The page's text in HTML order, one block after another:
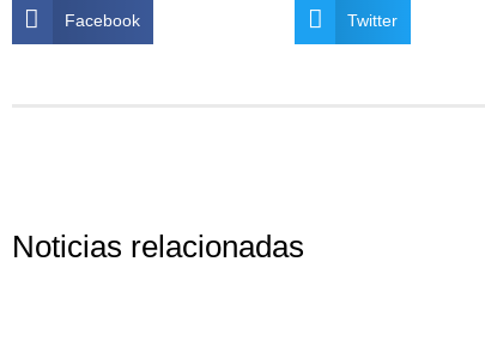
Facebook Twitter
Noticias relacionadas